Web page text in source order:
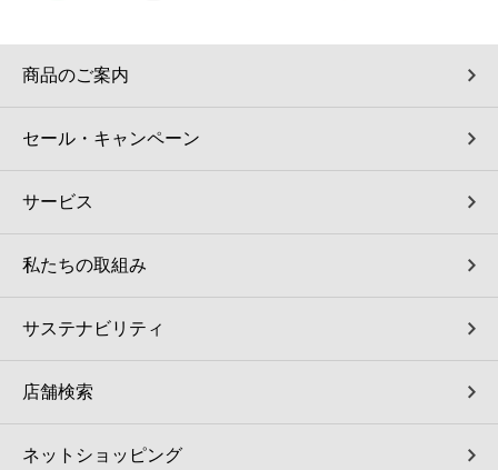
商品のご案内
セール・キャンペーン
サービス
私たちの取組み
サステナビリティ
店舗検索
ネットショッピング